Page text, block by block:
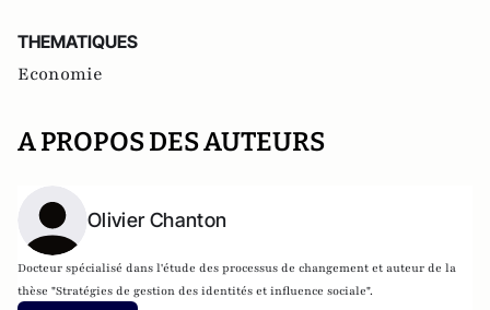
THEMATIQUES
Economie
A PROPOS DES AUTEURS
Olivier Chanton
Docteur spécialisé dans l'étude des processus de changement et auteur de la
thèse "Stratégies de gestion des identités et influence sociale".